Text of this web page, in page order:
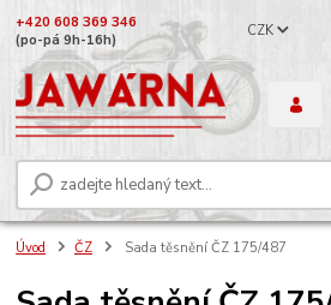
CZK
+420 608 369 346
(po-pá 9h-16h)
Úvod ČZ Sada těsnění ČZ 175/487